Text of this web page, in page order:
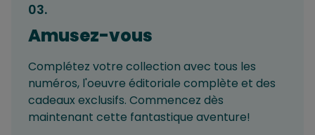
03.
Amusez-vous
Complétez votre collection avec tous les
numéros, l'oeuvre éditoriale complète et des
cadeaux exclusifs. Commencez dès
maintenant cette fantastique aventure!